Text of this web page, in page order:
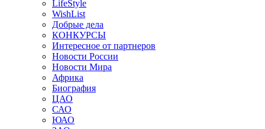
LifeStyle
WishList
Добрые дела
КОНКУРСЫ
Интересное от партнеров
Новости России
Новости Мира
Африка
Биография
ЦАО
САО
ЮАО